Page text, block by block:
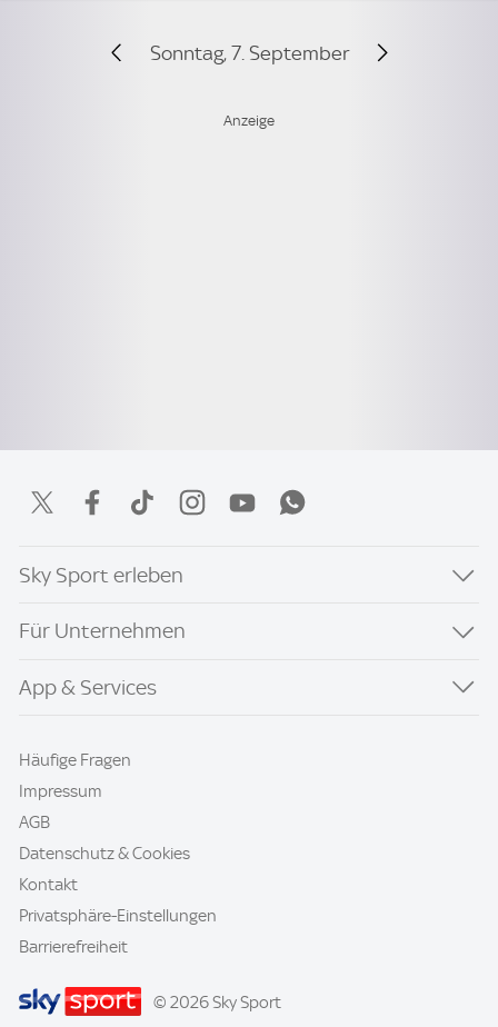
Sonntag, 7. September
Sky Sport erleben
Für Unternehmen
App & Services
Häufige Fragen
Impressum
AGB
Datenschutz & Cookies
Kontakt
Privatsphäre-Einstellungen
Barrierefreiheit
© 2026 Sky Sport